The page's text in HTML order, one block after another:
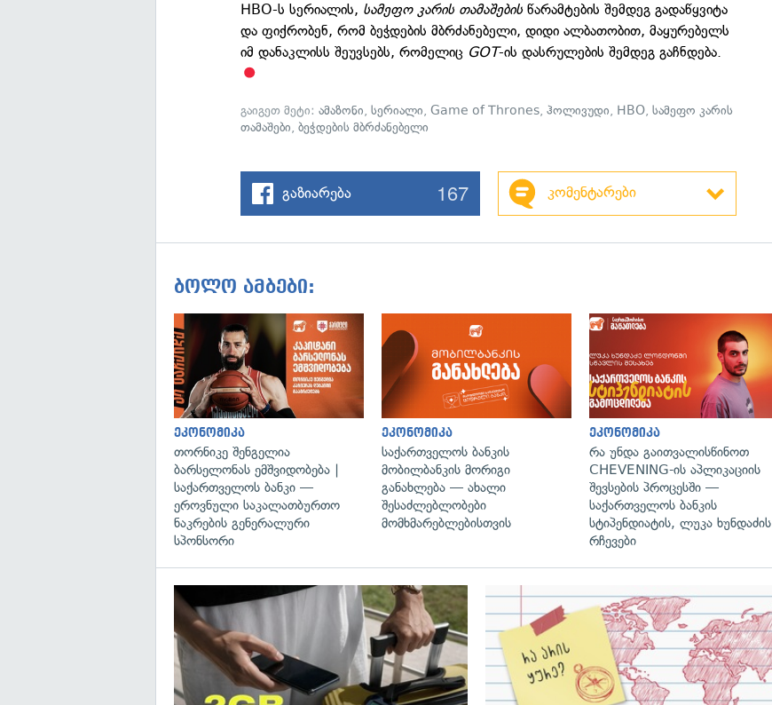
HBO-ს სერიალის, სამეფო კარის თამაშებისწარამტების შემდეგ გადაწყვიტა
და ფიქრობენ, რომ ბეჭდების მბრძანებელი, დიდი ალბათობით, მაყურებელს
იმ დანაკლისს შეუვსებს, რომელიც GOT-ის დასრულების შემდეგ გაჩნდება.
გაიგეთ მეტი:ამაზონი,სერიალი,Game of Thrones,ჰოლივუდი, HBO,სამეფო კარის
თამაშები,ბეჭდების მბრძანებელი
გაზიარება 167 კომენტარები
ბოლო ამბები:
ეკონომიკა
თორნიკე შენგელია
ბარსელონას ემშვიდობება |
საქართველოს ბანკი —
ეროვნული საკალათბურთო
ნაკრების გენერალური
სპონსორი
ეკონომიკა
საქართველოს ბანკის
მობილბანკის მორიგი
განახლება — ახალი
შესაძლებლობები
მომხმარებლებისთვის
ეკონომიკა
რა უნდა გაითვალისწინოთ
CHEVENING-ის აპლიკაციის
შევსების პროცესში —
საქართველოს ბანკის
სტიპენდიატის, ლუკა ხუნდაძის
რჩევები